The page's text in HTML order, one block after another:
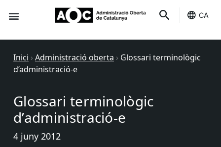
CA
Inici › Administració oberta › Glossari terminològic
d’administració-e
Glossari terminològic
d’administració-e
4 juny 2012